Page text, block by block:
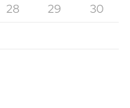
28 29
30